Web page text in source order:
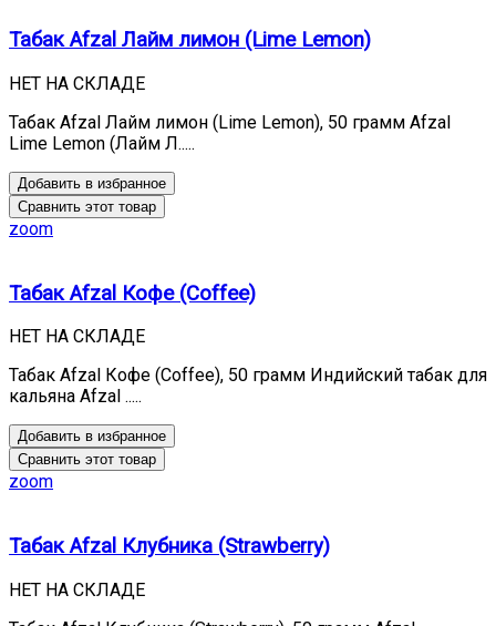
Табак Afzal Лайм лимон (Lime Lemon)
НЕТ НА СКЛАДЕ
Табак Afzal Лайм лимон (Lime Lemon), 50 грамм Afzal
Lime Lemon (Лайм Л.....
Добавить в избранное
Сравнить этот товар
zoom
Табак Afzal Кофе (Coffee)
НЕТ НА СКЛАДЕ
Табак Afzal Кофе (Coffee), 50 грамм Индийский табак для
кальяна Afzal .....
Добавить в избранное
Сравнить этот товар
zoom
Табак Afzal Клубника (Strawberry)
НЕТ НА СКЛАДЕ